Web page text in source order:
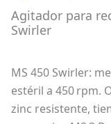
Agitador para
Swirler
MS 450 Swirler:
estéril a 450 rpm.
zinc resistente,